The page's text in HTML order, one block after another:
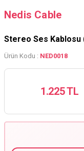
Nedis Cable
Stereo Ses Kablosu
Ürün Kodu : NED0018
1.225 TL